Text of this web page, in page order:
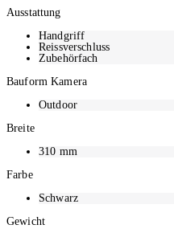
Ausstattung
Handgriff
Reissverschluss
Zubehörfach
Bauform Kamera
Outdoor
Breite
310 mm
Farbe
Schwarz
Gewicht